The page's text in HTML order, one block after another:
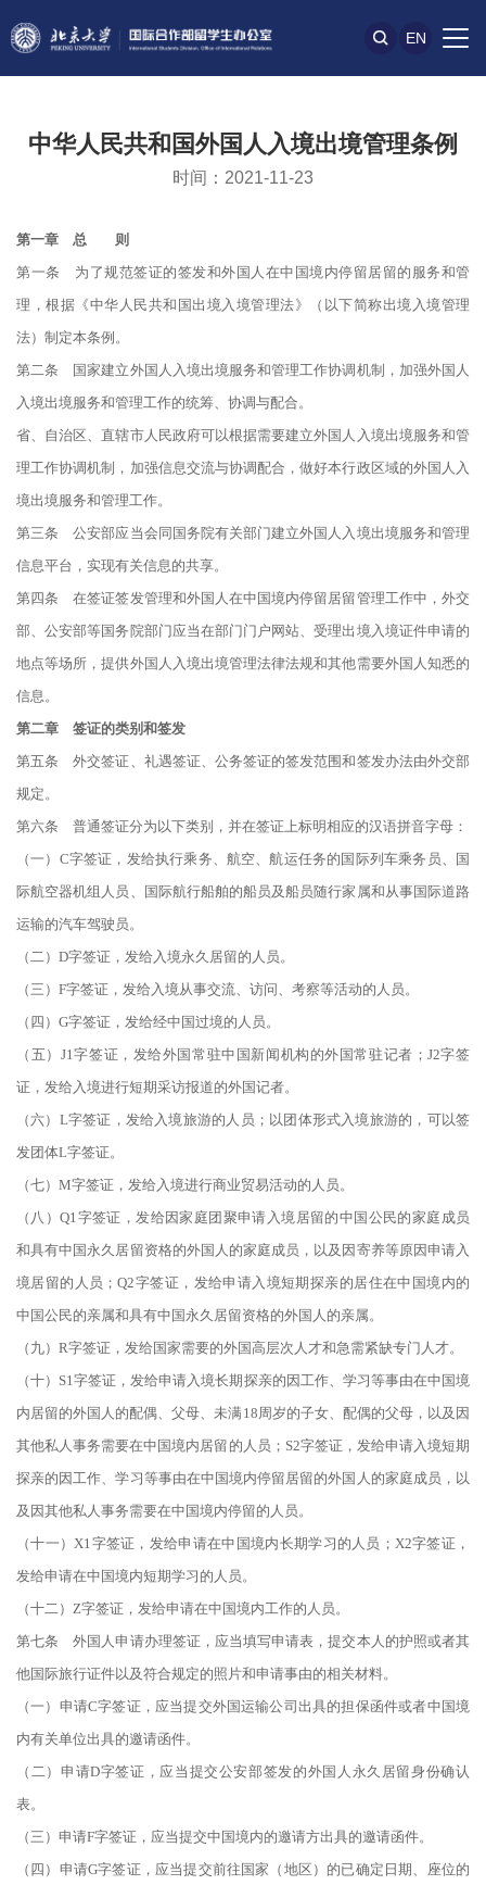
EN
中华人民共和国外国人入境出境管理条例
时间：2021-11-23
第一章 总 则
第一条 为了规范签证的签发和外国人在中国境内停留居留的服务和管
理，根据《中华人民共和国出境入境管理法》（以下简称出境入境管理
法）制定本条例。
第二条 国家建立外国人入境出境服务和管理工作协调机制，加强外国人
入境出境服务和管理工作的统筹、协调与配合。
省、自治区、直辖市人民政府可以根据需要建立外国人入境出境服务和管
理工作协调机制，加强信息交流与协调配合，做好本行政区域的外国人入
境出境服务和管理工作。
第三条 公安部应当会同国务院有关部门建立外国人入境出境服务和管理
信息平台，实现有关信息的共享。
第四条 在签证签发管理和外国人在中国境内停留居留管理工作中，外交
部、公安部等国务院部门应当在部门门户网站、受理出境入境证件申请的
地点等场所，提供外国人入境出境管理法律法规和其他需要外国人知悉的
信息。
第二章 签证的类别和签发
第五条 外交签证、礼遇签证、公务签证的签发范围和签发办法由外交部
规定。
第六条 普通签证分为以下类别，并在签证上标明相应的汉语拼音字母：
（一）C字签证，发给执行乘务、航空、航运任务的国际列车乘务员、国
际航空器机组人员、国际航行船舶的船员及船员随行家属和从事国际道路
运输的汽车驾驶员。
（二）D字签证，发给入境永久居留的人员。
（三）F字签证，发给入境从事交流、访问、考察等活动的人员。
（四）G字签证，发给经中国过境的人员。
（五）J1字签证，发给外国常驻中国新闻机构的外国常驻记者；J2字签
证，发给入境进行短期采访报道的外国记者。
（六）L字签证，发给入境旅游的人员；以团体形式入境旅游的，可以签
发团体L字签证。
（七）M字签证，发给入境进行商业贸易活动的人员。
（八）Q1字签证，发给因家庭团聚申请入境居留的中国公民的家庭成员
和具有中国永久居留资格的外国人的家庭成员，以及因寄养等原因申请入
境居留的人员；Q2字签证，发给申请入境短期探亲的居住在中国境内的
中国公民的亲属和具有中国永久居留资格的外国人的亲属。
（九）R字签证，发给国家需要的外国高层次人才和急需紧缺专门人才。
（十）S1字签证，发给申请入境长期探亲的因工作、学习等事由在中国境
内居留的外国人的配偶、父母、未满18周岁的子女、配偶的父母，以及因
其他私人事务需要在中国境内居留的人员；S2字签证，发给申请入境短期
探亲的因工作、学习等事由在中国境内停留居留的外国人的家庭成员，以
及因其他私人事务需要在中国境内停留的人员。
（十一）X1字签证，发给申请在中国境内长期学习的人员；X2字签证，
发给申请在中国境内短期学习的人员。
（十二）Z字签证，发给申请在中国境内工作的人员。
第七条 外国人申请办理签证，应当填写申请表，提交本人的护照或者其
他国际旅行证件以及符合规定的照片和申请事由的相关材料。
（一）申请C字签证，应当提交外国运输公司出具的担保函件或者中国境
内有关单位出具的邀请函件。
（二）申请D字签证，应当提交公安部签发的外国人永久居留身份确认
表。
（三）申请F字签证，应当提交中国境内的邀请方出具的邀请函件。
（四）申请G字签证，应当提交前往国家（地区）的已确定日期、座位的